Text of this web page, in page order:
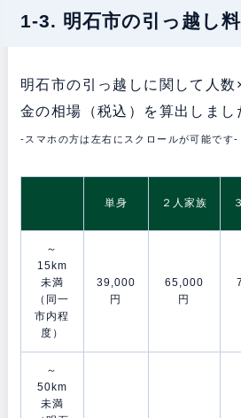
1-3. 明石市の引っ越し
明石市の引っ越しに関して人
金の相場（税込）を算出しまし
-スマホの方は左右にスクロールが可能です-
単身 ２人家族
～
15km
未満
（同一
市内程
度）
39,000
円
65,000
円
～
50km
未満